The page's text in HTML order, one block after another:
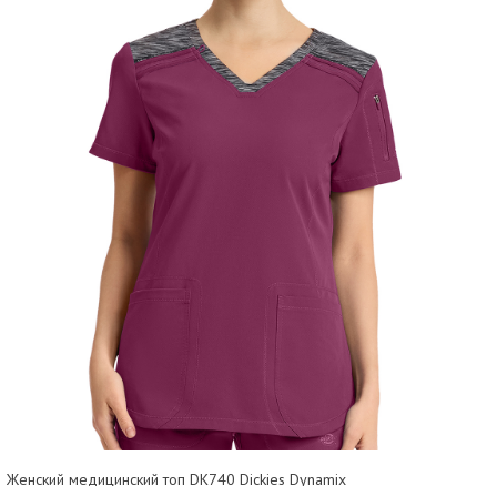
Женский медицинский топ DK740 Dickies Dynamix